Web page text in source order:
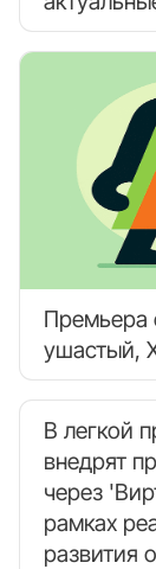
Премьера
ушастый,
В легкой
внедрят
через
рамках
развития